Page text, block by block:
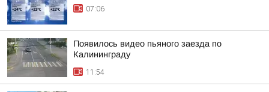
07:06
Появилось видео пьяного заезда по
Калининграду
11:54